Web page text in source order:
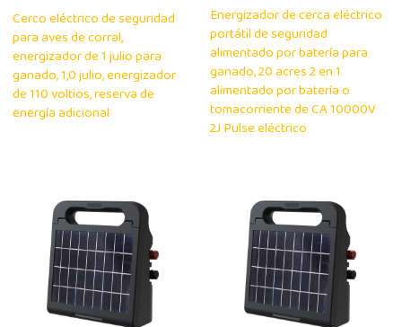
Cerco eléctrico de seguridad
para aves de corral,
energizador de 1 julio para
ganado, 1,0 julio, energizador
de 110 voltios, reserva de
energía adicional
Energizador de cerca eléctrico
portátil de seguridad
alimentado por batería para
ganado, 20 acres 2 en 1
alimentado por batería o
tomacorriente de CA 10000V
2J Pulse eléctrico